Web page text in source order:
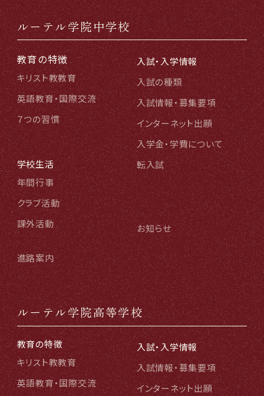
ルーテル学院中学校
教育の特徴
キリスト教教育
英語教育・国際交流
７つの習慣
学校生活
年間行事
クラブ活動
課外活動
進路案内
入試・入学情報
入試の種類
入試情報・募集要項
インターネット出願
入学金・学費について
転入試
お知らせ
ルーテル学院高等学校
教育の特徴
キリスト教教育
英語教育・国際交流
入試・入学情報
入試情報・募集要項
インターネット出願